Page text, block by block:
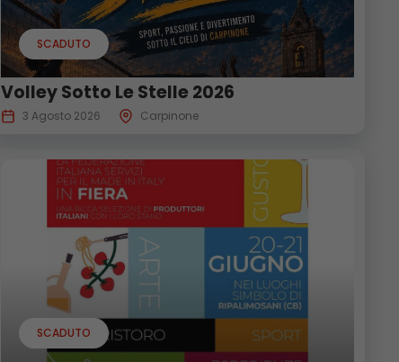
SCADUTO
Volley Sotto Le Stelle 2026
3 Agosto 2026 Carpinone
SCADUTO